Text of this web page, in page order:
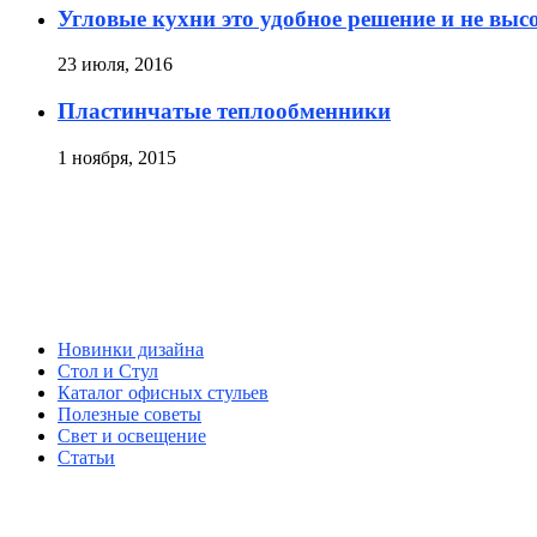
Угловые кухни это удобное решение и не
23 июля, 2016
Пластинчатые теплообменники
1 ноября, 2015
Новинки дизайна
Стол и Стул
Каталог офисных стульев
Полезные советы
Свет и освещение
Статьи